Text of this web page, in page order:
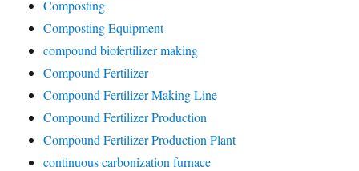
Composting
Composting Equipment
compound biofertilizer making
Compound Fertilizer
Compound Fertilizer Making Line
Compound Fertilizer Production
Compound Fertilizer Production Plant
continuous carbonization furnace